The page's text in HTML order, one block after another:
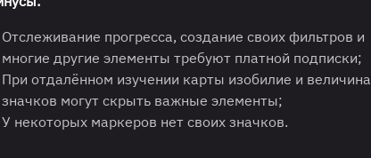
Отслеживание прогресса, создание своих фильтров и
многие другие элементы требуют платной подписки;
При отдалённом изучении карты изобилие и величина
значков могут скрыть важные элементы;
У некоторых маркеров нет своих значков.